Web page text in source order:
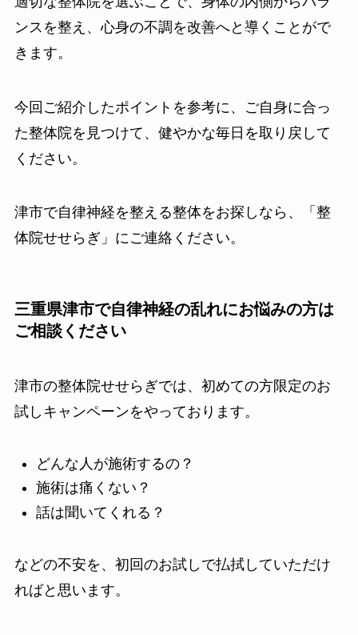
ンスを整え、心身の不調を改善へと導くことがで
きます。
今回ご紹介したポイントを参考に、ご自身に合っ
た整体院を見つけて、健やかな毎日を取り戻して
ください。
津市で自律神経を整える整体をお探しなら、「整
体院せせらぎ」にご連絡ください。
三重県津市で自律神経の乱れにお悩みの方は
ご相談ください
津市の整体院せせらぎでは、初めての方限定のお
試しキャンペーンをやっております。
どんな人が施術するの？
施術は痛くない？
話は聞いてくれる？
などの不安を、初回のお試しで払拭していただけ
ればと思います。